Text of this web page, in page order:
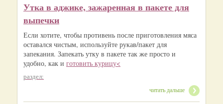
Утка в аджике, зажаренная в пакете для
выпечки
Если хотите, чтобы противень после приготовления мяса
оставался чистым, используйте рукав/пакет для
запекания. Запекать утку в пакете так же просто и
удобно, как и готовить курицу<
раздел:
читать дальше